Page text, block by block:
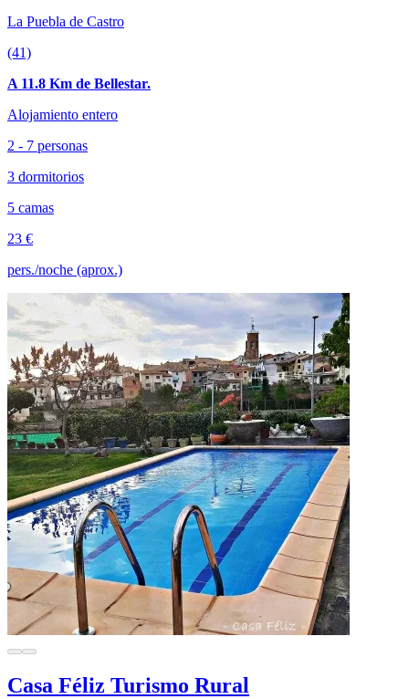
La Puebla de Castro
(41)
A 11.8 Km de Bellestar.
Alojamiento entero
2 - 7 personas
3 dormitorios
5 camas
23 €
pers./noche (aprox.)
Casa Féliz Turismo Rural